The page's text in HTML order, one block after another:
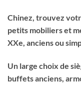
Chinez, trouvez
petits mobiliers et
XXe, anciens ou
Un large choix de
buffets anciens,